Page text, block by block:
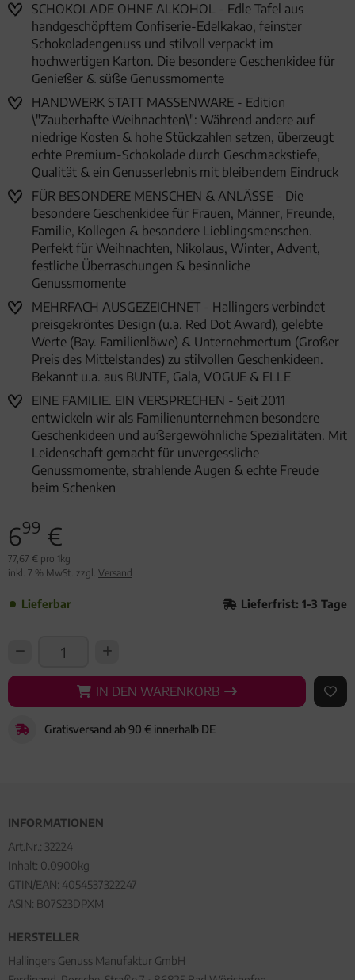
SCHOKOLADE OHNE ALKOHOL - Edle Tafel aus
handgeschöpftem Confiserie-Edelkakao, feinster
Schokoladengenuss und stilvoll verpackt im
hochwertigen Karton. Die besondere Geschenkidee für
Genießer & süße Genussmomente
HANDWERK STATT MASSENWARE - Edition
\"Zauberhafte Weihnachten\": Während andere auf
niedrige Kosten & hohe Stückzahlen setzen, überzeugt
echte Premium-Schokolade durch Geschmackstiefe,
Qualität & ein Genusserlebnis mit bleibendem Eindruck
FÜR BESONDERE MENSCHEN & ANLÄSSE - Die
besondere Geschenkidee für Frauen, Männer, Freunde,
Familie, Kollegen & besondere Lieblingsmenschen.
Perfekt für Weihnachten, Nikolaus, Winter, Advent,
festliche Überraschungen & besinnliche
Genussmomente
MEHRFACH AUSGEZEICHNET - Hallingers verbindet
preisgekröntes Design (u.a. Red Dot Award), gelebte
Werte (Bay. Familienlöwe) & Unternehmertum (Großer
Preis des Mittelstandes) zu stilvollen Geschenkideen.
Bekannt u.a. aus BUNTE, Gala, VOGUE & ELLE
EINE FAMILIE. EIN VERSPRECHEN - Seit 2011
entwickeln wir als Familienunternehmen besondere
Geschenkideen und außergewöhnliche Spezialitäten. Mit
Leidenschaft gemacht für unvergessliche
Genussmomente, strahlende Augen & echte Freude
beim Schenken
699 €
77,67 € pro 1kg
inkl. 7 % MwSt. zzgl. Versand
Lieferbar Lieferfrist: 1-3 Tage
IN DEN WARENKORB
IN DEN WARENKORB AUF
Gratisversand ab 90 € innerhalb DE
INFORMATIONEN
Art.Nr.: 32224
Inhalt: 0.0900kg
GTIN/EAN: 4054537322247
ASIN: B07S23DPXM
HERSTELLER
Hallingers Genuss Manufaktur GmbH